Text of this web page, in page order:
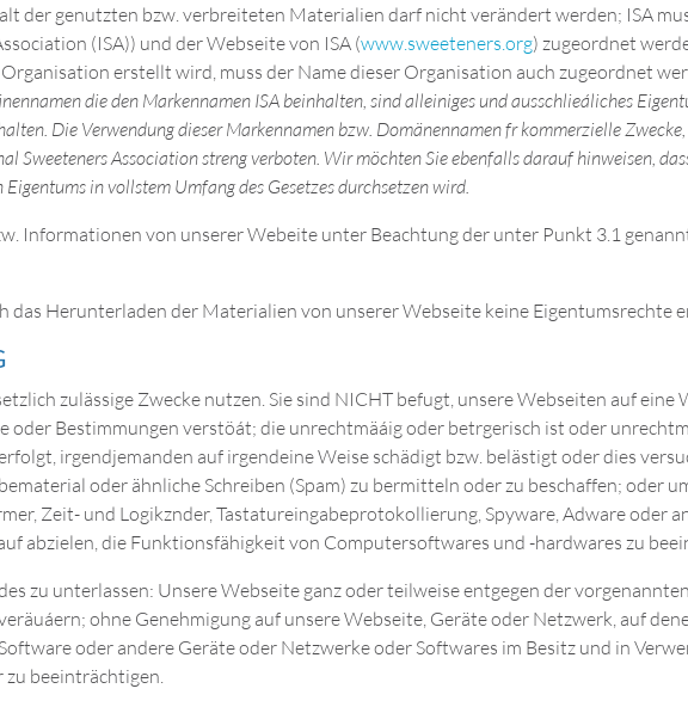
der genutzten bzw. verbreiteten Materialien darf nicht verändert werden; ISA
(ISA)) und der Webseite von ISA (www.sweeteners.org) zugeordnet
erstellt wird, muss der Name dieser Organisation auch zugeordnet
die den Markennamen ISA beinhalten, sind alleiniges und ausschlieáliches
Die Verwendung dieser Markennamen bzw. Domänennamen fr kommerzielle
Sweeteners Association streng verboten. Wir möchten Sie ebenfalls darauf hinweisen,
in vollstem Umfang des Gesetzes durchsetzen wird.
Informationen von unserer Webeite unter Beachtung der unter Punkt 3.1
das Herunterladen der Materialien von unserer Webseite keine Eigentumsrechte
zulässige Zwecke nutzen. Sie sind NICHT befugt, unsere Webseiten auf eine
oder Bestimmungen verstöát; die unrechtmäáig oder betrgerisch ist oder
irgendjemanden auf irgendeine Weise schädigt bzw. belästigt oder dies
oder ähnliche Schreiben (Spam) zu bermitteln oder zu beschaffen; oder
Zeit- und Logikznder, Tastatureingabeprotokollierung, Spyware, Adware oder
abzielen, die Funktionsfähigkeit von Computersoftwares und -hardwares zu
zu unterlassen: Unsere Webseite ganz oder teilweise entgegen der
ohne Genehmigung auf unsere Webseite, Geräte oder Netzwerk, auf
oder andere Geräte oder Netzwerke oder Softwares im Besitz und in
zu beeinträchtigen.